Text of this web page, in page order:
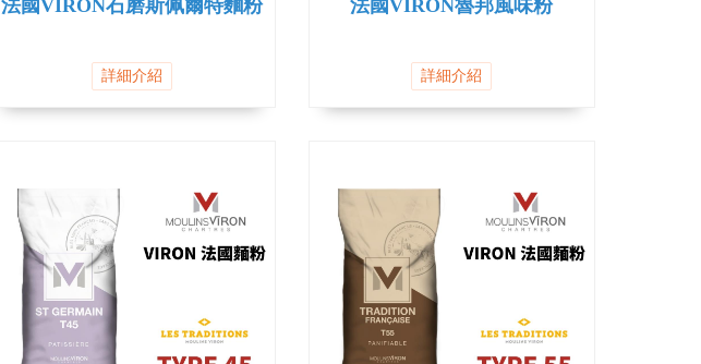
法國VIRON石磨斯佩爾特麵粉
詳細介紹
法國VIRON魯邦風味粉
詳細介紹